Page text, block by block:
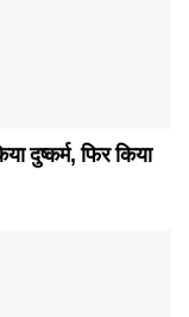
दुष्कर्म, फिर किया